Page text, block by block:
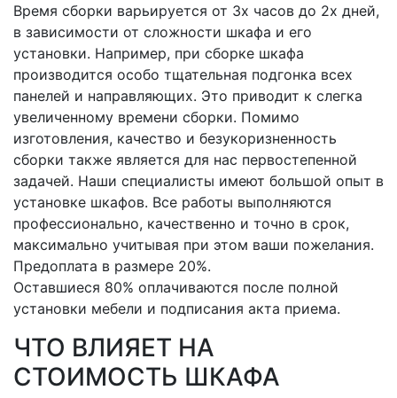
Время сборки варьируется от 3х часов до 2х дней,
в зависимости от сложности шкафа и его
установки. Например, при сборке шкафа
производится особо тщательная подгонка всех
панелей и направляющих. Это приводит к слегка
увеличенному времени сборки. Помимо
изготовления, качество и безукоризненность
сборки также является для нас первостепенной
задачей. Наши специалисты имеют большой опыт в
установке шкафов. Все работы выполняются
профессионально, качественно и точно в срок,
максимально учитывая при этом ваши пожелания.
Предоплата в размере 20%.
Оставшиеся 80% оплачиваются после полной
установки мебели и подписания акта приема.
ЧТО ВЛИЯЕТ НА
СТОИМОСТЬ ШКАФА